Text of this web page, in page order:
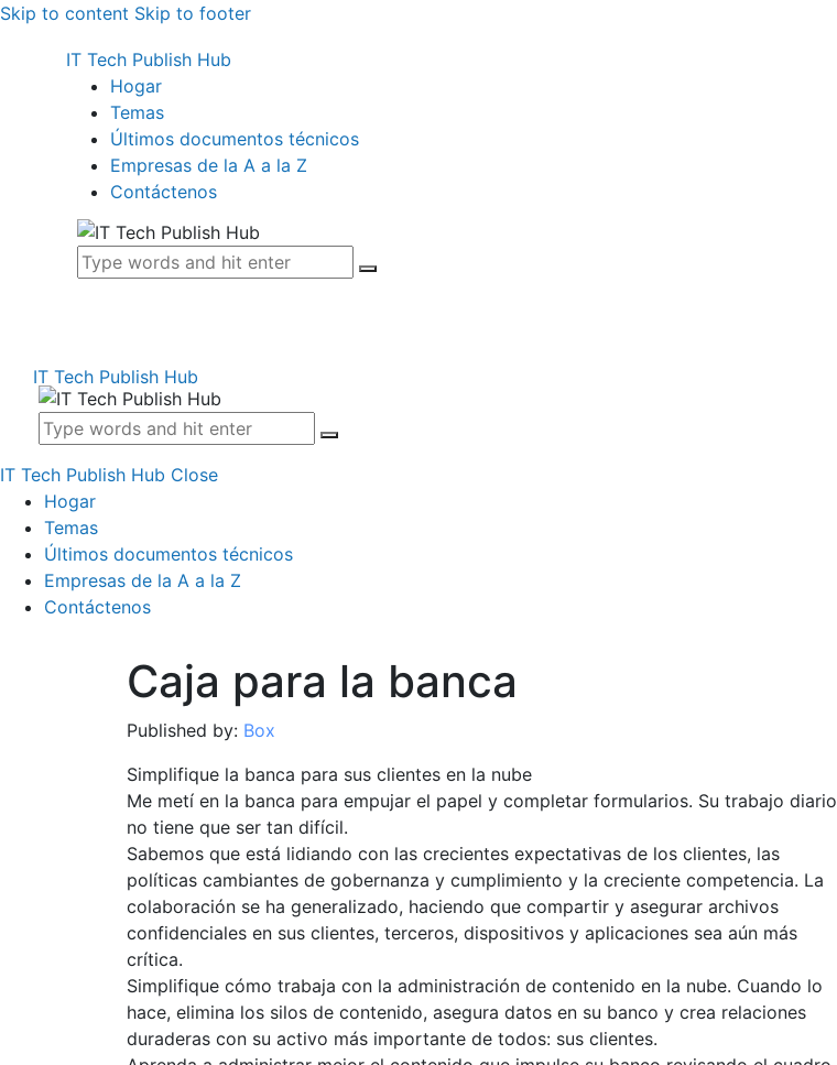
Skip to content Skip to footer
IT Tech Publish Hub
Hogar
Temas
Últimos documentos técnicos
Empresas de la A a la Z
Contáctenos
IT Tech Publish Hub
IT Tech Publish Hub Close
Hogar
Temas
Últimos documentos técnicos
Empresas de la A a la Z
Contáctenos
Caja para la banca
Published by: Box
Simplifique la banca para sus clientes en la nube
Me metí en la banca para empujar el papel y completar formularios. Su trabajo diario
no tiene que ser tan difícil.
Sabemos que está lidiando con las crecientes expectativas de los clientes, las
políticas cambiantes de gobernanza y cumplimiento y la creciente competencia. La
colaboración se ha generalizado, haciendo que compartir y asegurar archivos
confidenciales en sus clientes, terceros, dispositivos y aplicaciones sea aún más
crítica.
Simplifique cómo trabaja con la administración de contenido en la nube. Cuando lo
hace, elimina los silos de contenido, asegura datos en su banco y crea relaciones
duraderas con su activo más importante de todos: sus clientes.